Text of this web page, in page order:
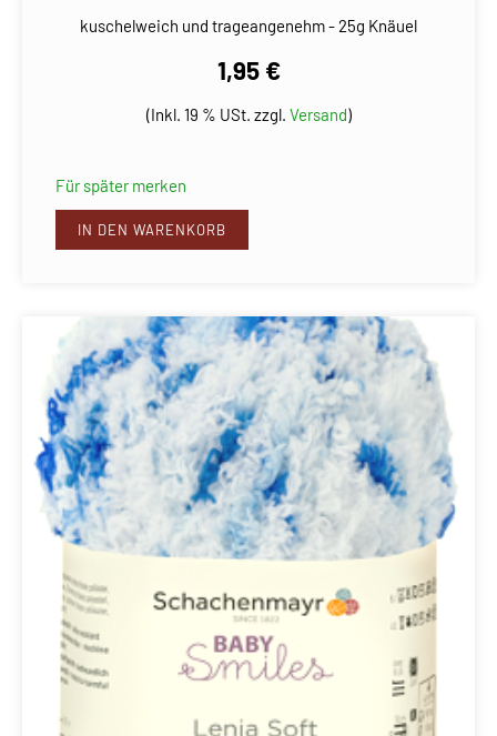
kuschelweich und trageangenehm - 25g Knäuel
1,95 €
(Inkl. 19 % USt. zzgl. Versand)
Für später merken
IN DEN WARENKORB